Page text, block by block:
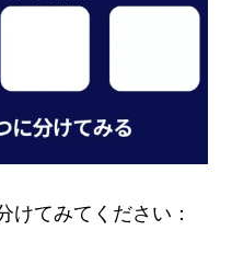
けてみてください：